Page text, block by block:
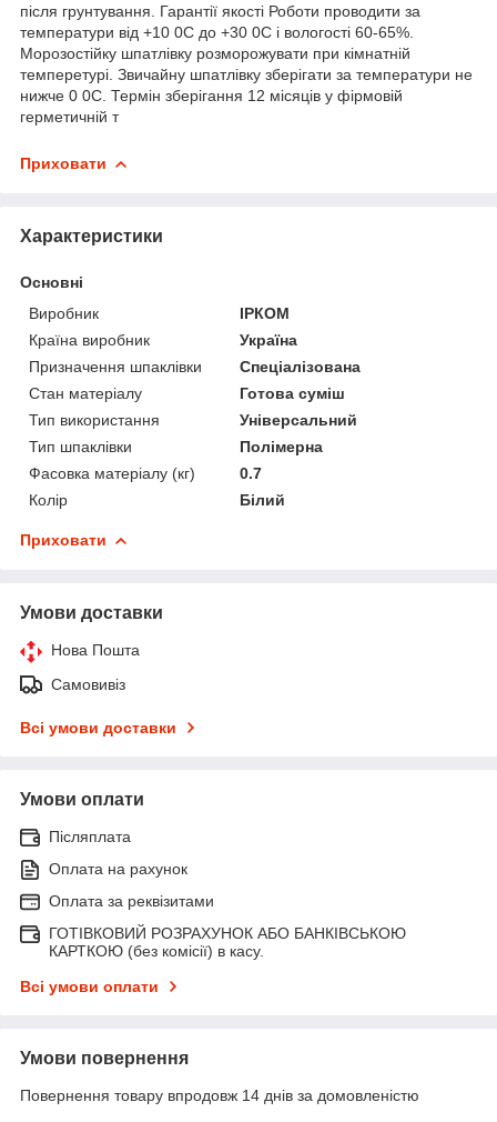
після грунтування. Гарантії якості Роботи проводити за
температури від +10 0С до +30 0С і вологості 60-65%.
Морозостійку шпатлівку розморожувати при кімнатній
темперетурі. Звичайну шпатлівку зберігати за температури не
нижче 0 0С. Термін зберігання 12 місяців у фірмовій
герметичній т
Приховати
Характеристики
Основні
Виробник
ІРКОМ
Країна виробник
Україна
Призначення шпаклівки
Спеціалізована
Стан матеріалу
Готова суміш
Тип використання
Універсальний
Тип шпаклівки
Полімерна
Фасовка матеріалу (кг)
0.7
Колір
Білий
Приховати
Умови доставки
Нова Пошта
Самовивіз
Всі умови доставки
Умови оплати
Післяплата
Оплата на рахунок
Оплата за реквізитами
ГОТІВКОВИЙ РОЗРАХУНОК АБО БАНКІВСЬКОЮ
КАРТКОЮ (без комісії) в касу.
Всі умови оплати
Умови повернення
Повернення товару впродовж 14 днів за домовленістю